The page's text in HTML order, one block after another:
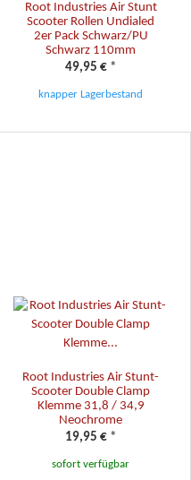
Root Industries Air Stunt
Scooter Rollen Undialed
2er Pack Schwarz/PU
Schwarz 110mm
49,95 € *
knapper Lagerbestand
Root Industries Air Stunt-
Scooter Double Clamp
Klemme 31,8 / 34,9
Neochrome
19,95 € *
sofort verfügbar